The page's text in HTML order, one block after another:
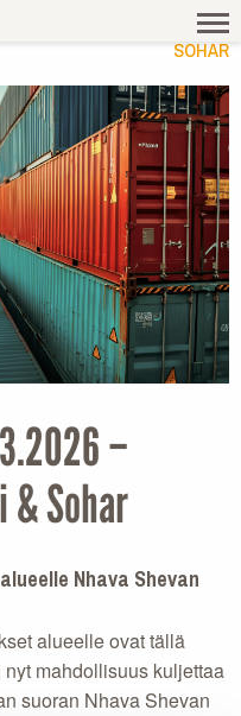
– VIENTILIIKENNE DUBAI &
SOHAR
–
Sohar
Nhava Shevan
alueelle ovat tällä
mahdollisuus kuljettaa
suoran Nhava Shevan